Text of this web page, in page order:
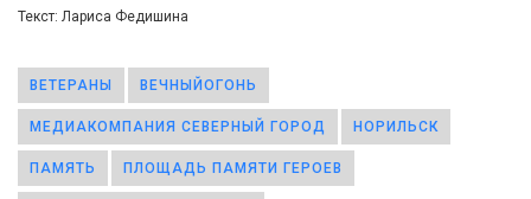
Текст: Лариса Федишина
ВЕТЕРАНЫ ВЕЧНЫЙОГОНЬ
МЕДИАКОМПАНИЯ СЕВЕРНЫЙ ГОРОД НОРИЛЬСК
ПАМЯТЬ ПЛОЩАДЬ ПАМЯТИ ГЕРОЕВ